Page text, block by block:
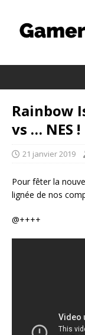
Rainbow
vs … NES !
21 janvier 2019
Pour fêter la
lignée de nos
@++++